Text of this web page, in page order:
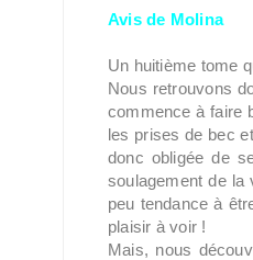
Avis de Molina
Un huitième tome
Nous retrouvons
commence à faire
les prises de bec
donc obligée de
soulagement de
peu tendance à
plaisir à voir !
Mais, nous